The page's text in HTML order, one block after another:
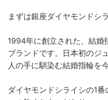
まずは銀座ダイヤモンドシラ
1994年に創立された、結婚
ブランドです。日本初のジ
人の手に馴染む結婚指輪を
ダイヤモンドシライシの1